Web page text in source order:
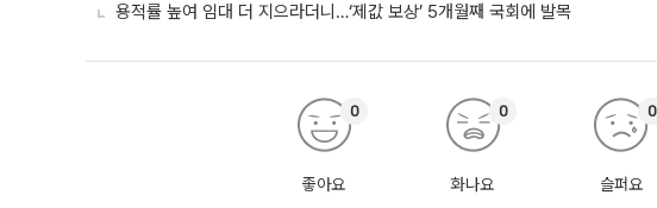
용적률 높여 임대 더 지으라더니…‘제값 보상’ 5개월째 국회에 발목
좋아요
0
화나요
0
슬퍼요
0